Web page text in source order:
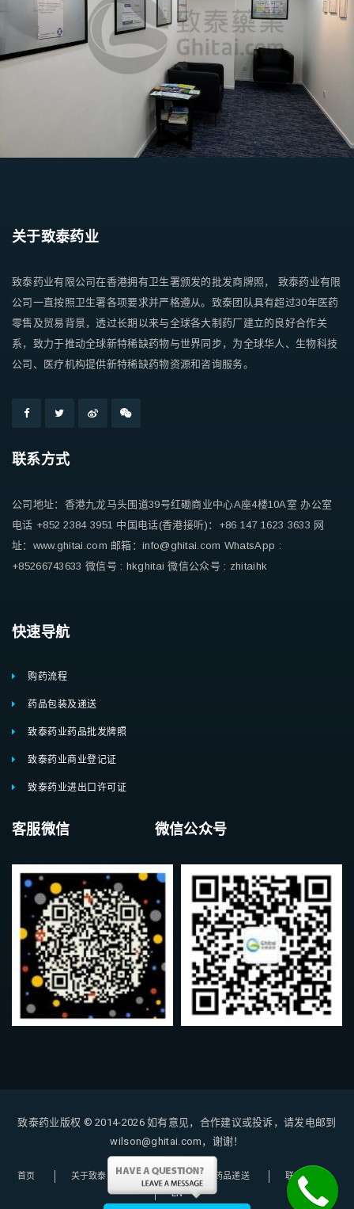
关于致泰药业
致泰药业有限公司在香港拥有卫生署颁发的批发商牌照， 致泰药业有限
公司一直按照卫生署各项要求并严格遵从。致泰团队具有超过30年医药
零售及贸易背景，透过长期以来与全球各大制药厂建立的良好合作关
系，致力于推动全球新特稀缺药物与世界同步，为全球华人、生物科技
公司、医疗机构提供新特稀缺药物资源和咨询服务。
联系方式
公司地址：香港九龙马头围道39号红磡商业中心A座4楼10A室 办公室
电话 +852 2384 3951 中国电话(香港接听)：+86 147 1623 3633 网
址：www.ghitai.com 邮箱：info@ghitai.com WhatsApp :
+85266743633 微信号 : hkghitai 微信公众号 : zhitaihk
快速导航
购药流程
药品包装及递送
致泰药业药品批发牌照
致泰药业商业登记证
致泰药业进出口许可证
客服微信 微信公众号
致泰药业版权 © 2014-2026如有意见，合作建议或投诉，请发电邮到
wilson@ghitai.com，谢谢！
首页 关于致泰 购药指南 药品递送
联系我们
EN